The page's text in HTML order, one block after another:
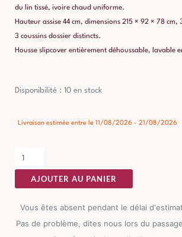
du lin tissé, ivoire chaud uniforme.
Hauteur assise 44 cm, dimensions 215 × 92 × 78 cm,
3 coussins dossier distincts.
Housse slipcover entièrement déhoussable, lavable
Disponibilité : 10 en stock
Livraison estimée entre le 11/08/2026 - 21/08/2026
quantité
Canapé
Étoffe
Ixia
215
AJOUTER AU PANIER
Vous êtes absent pendant le délai
Pas de problème, dites nous lors du